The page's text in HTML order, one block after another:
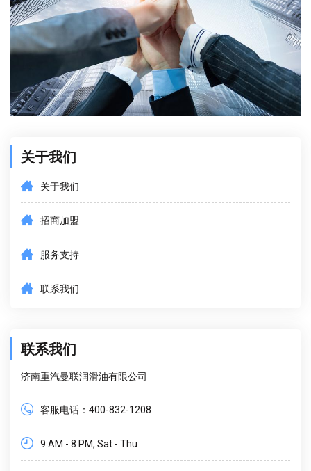
关于我们
关于我们
招商加盟
服务支持
联系我们
联系我们
济南重汽曼联润滑油有限公司
客服电话：400-832-1208
9 AM - 8 PM, Sat - Thu